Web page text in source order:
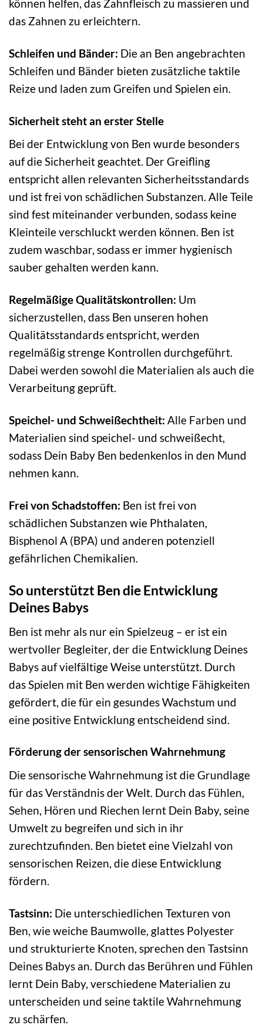
können helfen, das Zahnfleisch zu massieren und
das Zahnen zu erleichtern.
Schleifen und Bänder: Die an Ben angebrachten
Schleifen und Bänder bieten zusätzliche taktile
Reize und laden zum Greifen und Spielen ein.
Sicherheit steht an erster Stelle
Bei der Entwicklung von Ben wurde besonders
auf die Sicherheit geachtet. Der Greifling
entspricht allen relevanten Sicherheitsstandards
und ist frei von schädlichen Substanzen. Alle Teile
sind fest miteinander verbunden, sodass keine
Kleinteile verschluckt werden können. Ben ist
zudem waschbar, sodass er immer hygienisch
sauber gehalten werden kann.
Regelmäßige Qualitätskontrollen: Um
sicherzustellen, dass Ben unseren hohen
Qualitätsstandards entspricht, werden
regelmäßig strenge Kontrollen durchgeführt.
Dabei werden sowohl die Materialien als auch die
Verarbeitung geprüft.
Speichel- und Schweißechtheit: Alle Farben und
Materialien sind speichel- und schweißecht,
sodass Dein Baby Ben bedenkenlos in den Mund
nehmen kann.
Frei von Schadstoffen: Ben ist frei von
schädlichen Substanzen wie Phthalaten,
Bisphenol A (BPA) und anderen potenziell
gefährlichen Chemikalien.
So unterstützt Ben die Entwicklung
Deines Babys
Ben ist mehr als nur ein Spielzeug – er ist ein
wertvoller Begleiter, der die Entwicklung Deines
Babys auf vielfältige Weise unterstützt. Durch
das Spielen mit Ben werden wichtige Fähigkeiten
gefördert, die für ein gesundes Wachstum und
eine positive Entwicklung entscheidend sind.
Förderung der sensorischen Wahrnehmung
Die sensorische Wahrnehmung ist die Grundlage
für das Verständnis der Welt. Durch das Fühlen,
Sehen, Hören und Riechen lernt Dein Baby, seine
Umwelt zu begreifen und sich in ihr
zurechtzufinden. Ben bietet eine Vielzahl von
sensorischen Reizen, die diese Entwicklung
fördern.
Tastsinn: Die unterschiedlichen Texturen von
Ben, wie weiche Baumwolle, glattes Polyester
und strukturierte Knoten, sprechen den Tastsinn
Deines Babys an. Durch das Berühren und Fühlen
lernt Dein Baby, verschiedene Materialien zu
unterscheiden und seine taktile Wahrnehmung
zu schärfen.